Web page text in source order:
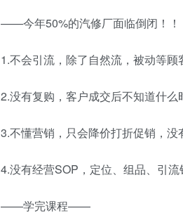
——今年50%的汽修厂面临倒闭！
1.不会引流，除了自然流，被动等顾
2.没有复购，客户成交后不知道什么
3.不懂营销，只会降价打折促销，没
4.没有经营SOP，定位、组品、引流
——学完课程——